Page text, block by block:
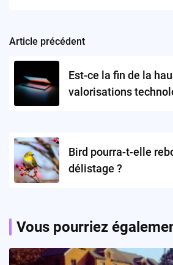
Post
navigation
Article précédent
Est-ce la fin de la
valorisations
Bird pourra-t-elle
délistage ?
Vous pourriez